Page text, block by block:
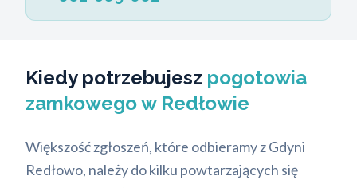
Kiedy potrzebujesz pogotowia
zamkowego w Redłowie
Większość zgłoszeń, które odbieramy z Gdyni
Redłowo, należy do kilku powtarzających się